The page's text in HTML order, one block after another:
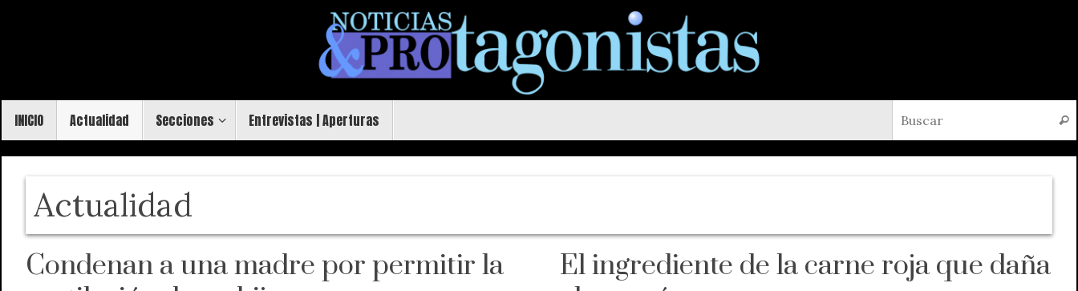
contenido
INICIO Actualidad Secciones Entrevistas | Aperturas
Actualidad
Condenan a una madre por permitir la
El ingrediente de la carne roja que daña